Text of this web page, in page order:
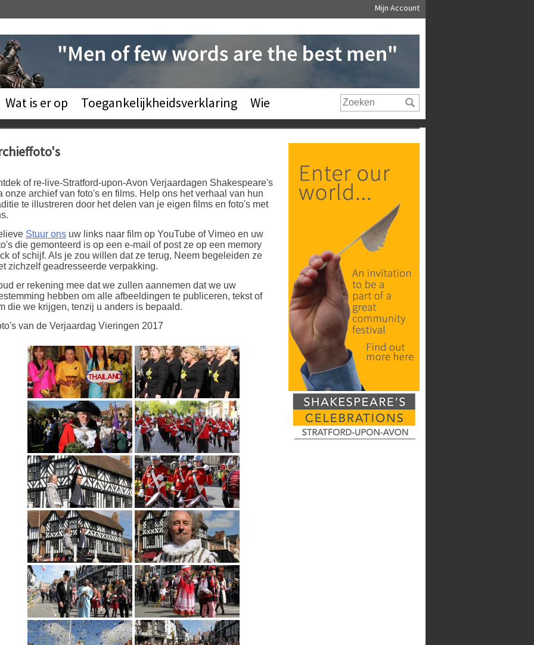
Mijn Account
Wat is er op Toegankelijkheidsverklaring Wie
of re-live-Stratford-upon-Avon Verjaardagen Shakespeare's
onze archief van foto's en films. Help ons het verhaal van hun
te illustreren door het delen van je eigen films en foto's met
Stuur ons uw links naar film op YouTube of Vimeo en uw
die gemonteerd is op een e-mail of post ze op een memory
of schijf. Als je zou willen dat ze terug, Neem begeleiden ze
zichzelf geadresseerde verpakking.
er rekening mee dat we zullen aannemen dat we uw
hebben om alle afbeeldingen te publiceren, tekst of
die we krijgen, tenzij u anders is bepaald.
van de Verjaardag Vieringen 2017